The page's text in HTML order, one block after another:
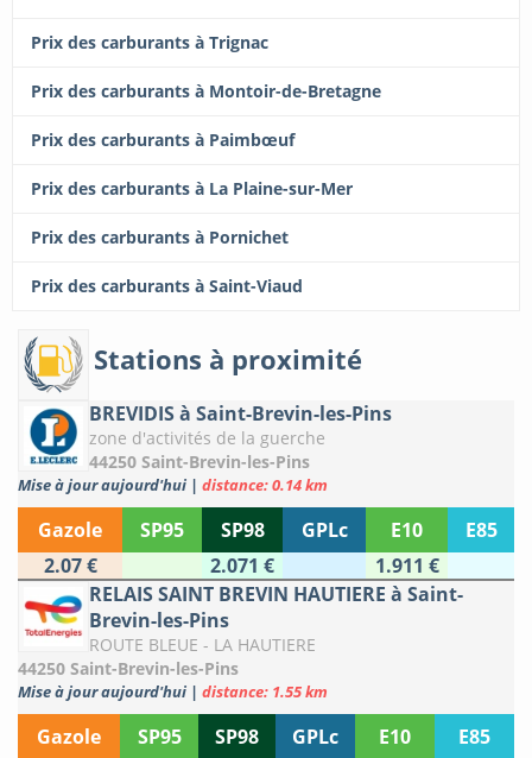
Prix des carburants à Trignac
Prix des carburants à Montoir-de-Bretagne
Prix des carburants à Paimbœuf
Prix des carburants à La Plaine-sur-Mer
Prix des carburants à Pornichet
Prix des carburants à Saint-Viaud
Stations à proximité
BREVIDIS à Saint-Brevin-les-Pins
zone d'activités de la guerche
44250 Saint-Brevin-les-Pins
Mise à jour aujourd'hui | distance: 0.14 km
Gazole SP95 SP98 GPLc E10
E85
2.07 €
2.071 €
1.911 €
RELAIS SAINT BREVIN HAUTIERE à Saint-
Brevin-les-Pins
ROUTE BLEUE - LA HAUTIERE
44250 Saint-Brevin-les-Pins
Mise à jour aujourd'hui | distance: 1.55 km
Gazole SP95 SP98 GPLc E10
E85